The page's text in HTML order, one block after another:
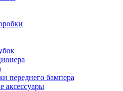
переднего бампера
аксессуары